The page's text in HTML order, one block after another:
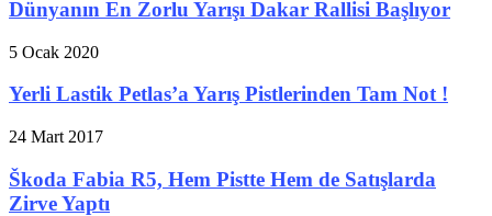
Dünyanın En Zorlu Yarışı Dakar Rallisi Başlıyor
5 Ocak 2020
Yerli Lastik Petlas’a Yarış Pistlerinden Tam Not !
24 Mart 2017
Škoda Fabia R5, Hem Pistte Hem de Satışlarda
Zirve Yaptı